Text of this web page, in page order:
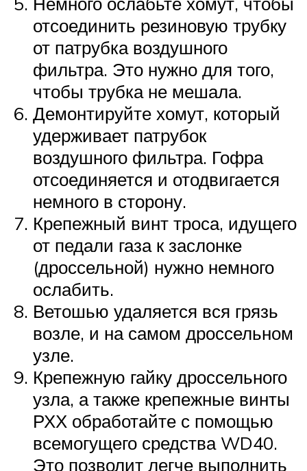
отсоединить резиновую трубку
от патрубка воздушного
фильтра. Это нужно для того,
чтобы трубка не мешала.
Демонтируйте хомут, который
удерживает патрубок
воздушного фильтра. Гофра
отсоединяется и отодвигается
немного в сторону.
Крепежный винт троса, идущего
от педали газа к заслонке
(дроссельной) нужно немного
ослабить.
Ветошью удаляется вся грязь
возле, и на самом дроссельном
узле.
Крепежную гайку дроссельного
узла, а также крепежные винты
РХХ обработайте с помощью
всемогущего средства WD40.
Это позволит легче выполнить